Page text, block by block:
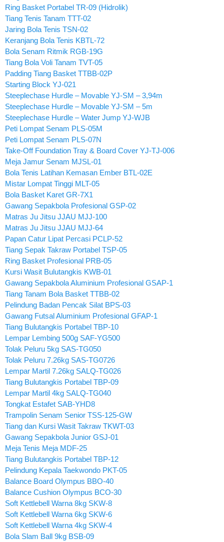
Ring Basket Portabel TR-09 (Hidrolik)
Tiang Tenis Tanam TTT-02
Jaring Bola Tenis TSN-02
Keranjang Bola Tenis KBTL-72
Bola Senam Ritmik RGB-19G
Tiang Bola Voli Tanam TVT-05
Padding Tiang Basket TTBB-02P
Starting Block YJ-021
Steeplechase Hurdle – Movable YJ-SM – 3,94m
Steeplechase Hurdle – Movable YJ-SM – 5m
Steeplechase Hurdle – Water Jump YJ-WJB
Peti Lompat Senam PLS-05M
Peti Lompat Senam PLS-07N
Take-Off Foundation Tray & Board Cover YJ-TJ-006
Meja Jamur Senam MJSL-01
Bola Tenis Latihan Kemasan Ember BTL-02E
Mistar Lompat Tinggi MLT-05
Bola Basket Karet GR-7X1
Gawang Sepakbola Profesional GSP-02
Matras Ju Jitsu JJAU MJJ-100
Matras Ju Jitsu JJAU MJJ-64
Papan Catur Lipat Percasi PCLP-52
Tiang Sepak Takraw Portabel TSP-05
Ring Basket Profesional PRB-05
Kursi Wasit Bulutangkis KWB-01
Gawang Sepakbola Aluminium Profesional GSAP-1
Tiang Tanam Bola Basket TTBB-02
Pelindung Badan Pencak Silat BPS-03
Gawang Futsal Aluminium Profesional GFAP-1
Tiang Bulutangkis Portabel TBP-10
Lempar Lembing 500g SAF-YG500
Tolak Peluru 5kg SAS-TG050
Tolak Peluru 7.26kg SAS-TG0726
Lempar Martil 7.26kg SALQ-TG026
Tiang Bulutangkis Portabel TBP-09
Lempar Martil 4kg SALQ-TG040
Tongkat Estafet SAB-YHD8
Trampolin Senam Senior TSS-125-GW
Tiang dan Kursi Wasit Takraw TKWT-03
Gawang Sepakbola Junior GSJ-01
Meja Tenis Meja MDF-25
Tiang Bulutangkis Portabel TBP-12
Pelindung Kepala Taekwondo PKT-05
Balance Board Olympus BBO-40
Balance Cushion Olympus BCO-30
Soft Kettlebell Warna 8kg SKW-8
Soft Kettlebell Warna 6kg SKW-6
Soft Kettlebell Warna 4kg SKW-4
Bola Slam Ball 9kg BSB-09